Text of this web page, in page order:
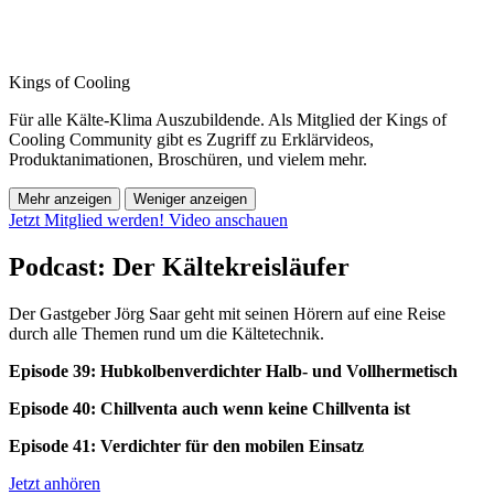
Kings of Cooling
Für alle Kälte-Klima Auszubildende. Als Mitglied der Kings of
Cooling Community gibt es Zugriff zu Erklärvideos,
Produktanimationen, Broschüren, und vielem mehr.
Mehr anzeigen Weniger anzeigen
Jetzt Mitglied werden! Video anschauen
Podcast: Der Kältekreisläufer
Der Gastgeber Jörg Saar geht mit seinen Hörern auf eine Reise
durch alle Themen rund um die Kältetechnik.
Episode 39: Hubkolbenverdichter Halb- und Vollhermetisch
Episode 40: Chillventa auch wenn keine Chillventa ist
Episode 41: Verdichter für den mobilen Einsatz
Jetzt anhören